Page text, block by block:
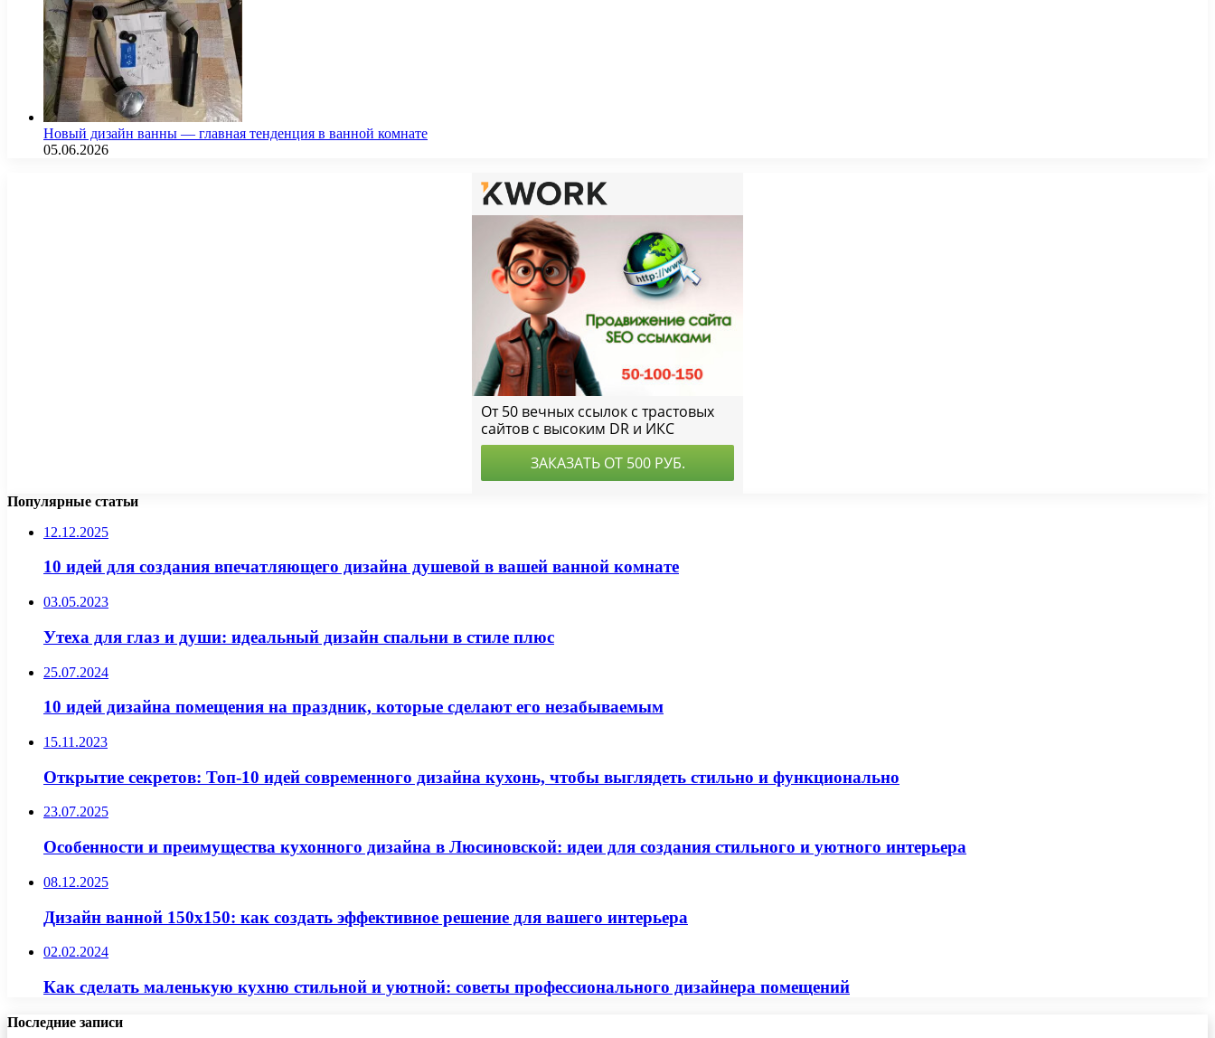
Новый дизайн ванны — главная тенденция в ванной комнате
05.06.2026
Популярные статьи
12.12.2025
10 идей для создания впечатляющего дизайна душевой в вашей ванной комнате
03.05.2023
Утеха для глаз и души: идеальный дизайн спальни в стиле плюс
25.07.2024
10 идей дизайна помещения на праздник, которые сделают его незабываемым
15.11.2023
Открытие секретов: Топ-10 идей современного дизайна кухонь, чтобы выглядеть стильно и функционально
23.07.2025
Особенности и преимущества кухонного дизайна в Люсиновской: идеи для создания стильного и уютного интерьера
08.12.2025
Дизайн ванной 150х150: как создать эффективное решение для вашего интерьера
02.02.2024
Как сделать маленькую кухню стильной и уютной: советы профессионального дизайнера помещений
Последние записи